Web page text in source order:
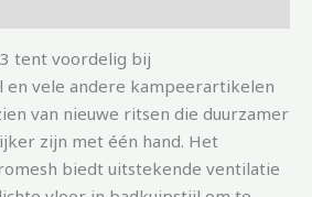
tent voordelig bij
vele andere kampeerartikelen
van nieuwe ritsen die duurzamer
zijn met één hand. Het
biedt uitstekende ventilatie